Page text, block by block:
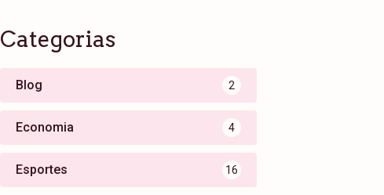
Categorias
Blog 2
Economia 4
Esportes 16